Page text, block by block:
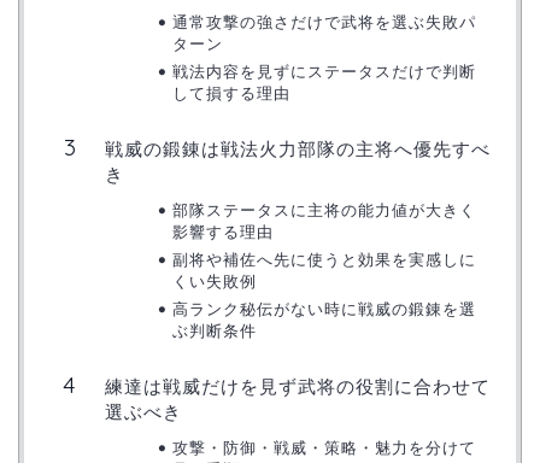
通常攻撃の強さだけで武将を選ぶ失敗パ
ターン
戦法内容を見ずにステータスだけで判断
して損する理由
戦威の鍛錬は戦法火力部隊の主将へ優先すべ
き
部隊ステータスに主将の能力値が大きく
影響する理由
副将や補佐へ先に使うと効果を実感しに
くい失敗例
高ランク秘伝がない時に戦威の鍛錬を選
ぶ判断条件
練達は戦威だけを見ず武将の役割に合わせて
選ぶべき
攻撃・防御・戦威・策略・魅力を分けて